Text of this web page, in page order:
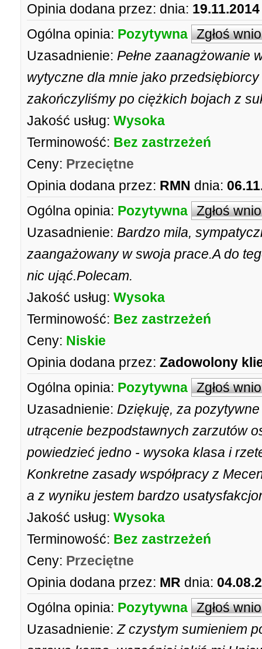
Opinia dodana przez: dnia:
Ogólna opinia: Pozytywna Zgłoś
Uzasadnienie: Pełne zaanagżowanie
wytyczne dla mnie jako
zakończyliśmy po ciężkich bojach z
Jakość usług: Wysoka
Terminowość: Bez zastrzeżeń
Ceny: Przeciętne
Opinia dodana przez: RMN dnia:
Ogólna opinia: Pozytywna Zgłoś
Uzasadnienie: Bardzo mila,
zaangażowany w swoja prace.A do
nic ująć.Polecam.
Jakość usług: Wysoka
Terminowość: Bez zastrzeżeń
Ceny: Niskie
Opinia dodana przez: Zadowolony
Ogólna opinia: Pozytywna Zgłoś
Uzasadnienie: Dziękuję, za
utrącenie bezpodstawnych zarzutów
powiedzieć jedno - wysoka klasa i
Konkretne zasady współpracy z
a z wyniku jestem bardzo
Jakość usług: Wysoka
Terminowość: Bez zastrzeżeń
Ceny: Przeciętne
Opinia dodana przez: MR dnia:
Ogólna opinia: Pozytywna Zgłoś
Uzasadnienie: Z czystym sumieniem